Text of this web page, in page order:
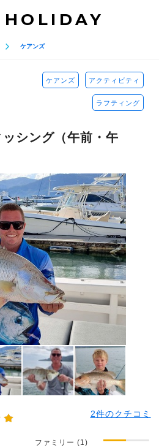
HOLIDAY
ケアンズ
ケアンズ アクティビティ
ラフティング
シング（午前・午
2件のクチコミ
ファミリー (1)